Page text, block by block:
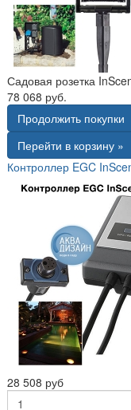
Садовая розетка
78 068 руб.
Продолжить покупки
Перейти в корзину »
Контроллер EGC
28 508 руб